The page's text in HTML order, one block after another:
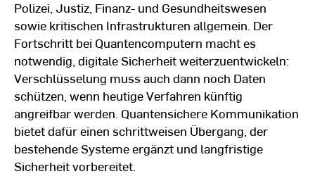
Polizei, Justiz, Finanz- und Gesundheitswesen
sowie kritischen Infrastrukturen allgemein. Der
Fortschritt bei Quantencomputern macht es
notwendig, digitale Sicherheit weiterzuentwickeln:
Verschlüsselung muss auch dann noch Daten
schützen, wenn heutige Verfahren künftig
angreifbar werden. Quantensichere Kommunikation
bietet dafür einen schrittweisen Übergang, der
bestehende Systeme ergänzt und langfristige
Sicherheit vorbereitet.